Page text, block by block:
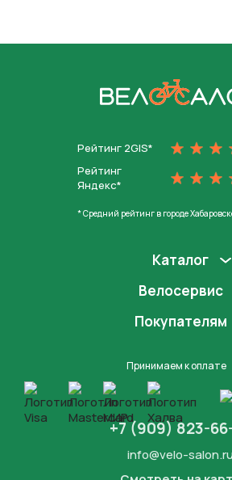
Рейтинг 2GIS*
Рейтинг
Яндекс*
* Средний рейтинг в городе
Каталог
Велосервис
Покупателям
Принимаем к оплате
+7 (909) 823-
info@velo-salon.ru